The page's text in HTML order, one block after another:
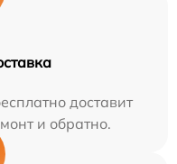
доставит
и обратно.